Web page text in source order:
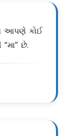
આપણે કોઈ
છે.